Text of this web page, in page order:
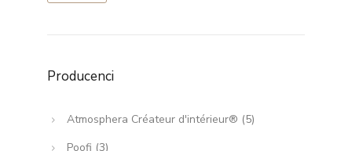
Producenci
Atmosphera Créateur d'intérieur® (5)
Poofi (3)